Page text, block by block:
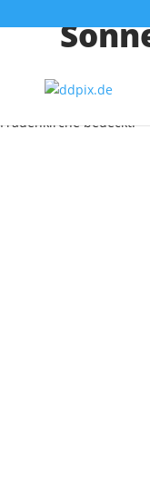
Wir erleben gerade
Sonne wurde soeben
Frauenkirche bedeckt.